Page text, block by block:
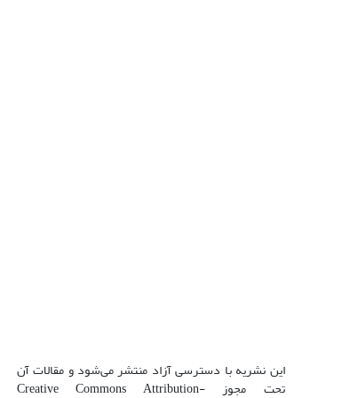
این نشریه با دسترسی آزاد منتشر می‌شود و مقالات آن
تحت مجوز Creative Commons Attribution-